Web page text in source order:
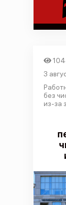
3
без
из-за